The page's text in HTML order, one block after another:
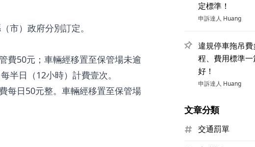
市）政府分別訂定。
費50元；車輛經移置至保管場未逾
半日（12小時）計費壹次。
每日50元整。車輛經移置至保管場
定標準！
申訴達人 Huang
違規停車拖吊
程、費用標準
好！
申訴達人 Huang
文章分類
交通罰單